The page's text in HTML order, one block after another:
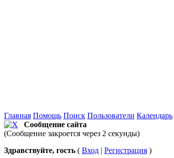
Главная Помощь Поиск Пользователи Календарь
Сообщение сайта
(Сообщение закроется через 2 секунды)
Здравствуйте, гость ( Вход | Регистрация )